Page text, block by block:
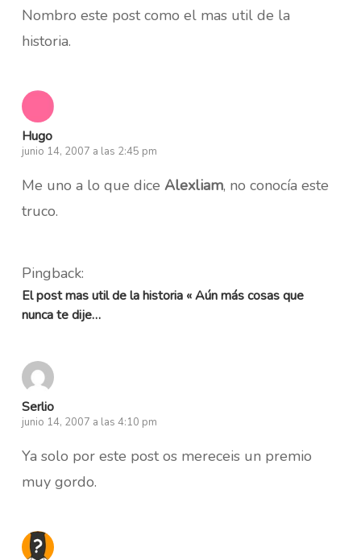
Nombro este post como el mas util de la
historia.
Hugo
junio 14, 2007 a las 2:45 pm
Me uno a lo que dice Alexliam, no conocía este
truco.
Pingback:
El post mas util de la historia « Aún más cosas que
nunca te dije…
Serlio
junio 14, 2007 a las 4:10 pm
Ya solo por este post os mereceis un premio
muy gordo.